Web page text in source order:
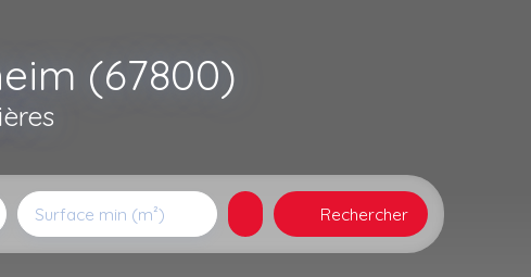
(67800)
Surface min (m²) Rechercher